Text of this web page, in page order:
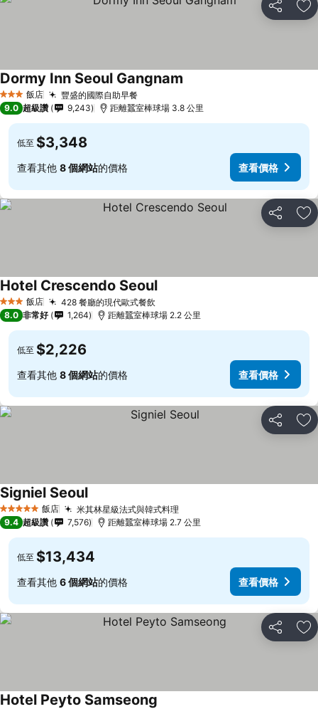
分享 加
3 星級 飯店 豐盛的國際自助早餐
Dormy Inn Seoul Gangnam
9.0 超級讚 9,243 距離蠶室棒球場 3.8 公里
低至 $3,348
查看其他 8 個網站的價格 查看價格
分享 加
3 星級 飯店 428 餐廳的現代歐式餐飲
Hotel Crescendo Seoul
8.0 非常好 1,264 距離蠶室棒球場 2.2 公里
低至 $2,226
查看其他 8 個網站的價格 查看價格
分享 加
5 星級 飯店 米其林星級法式與韓式料理
Signiel Seoul
9.4 超級讚 7,576 距離蠶室棒球場 2.7 公里
低至 $13,434
查看其他 6 個網站的價格 查看價格
分享 加
Hotel Peyto Samseong